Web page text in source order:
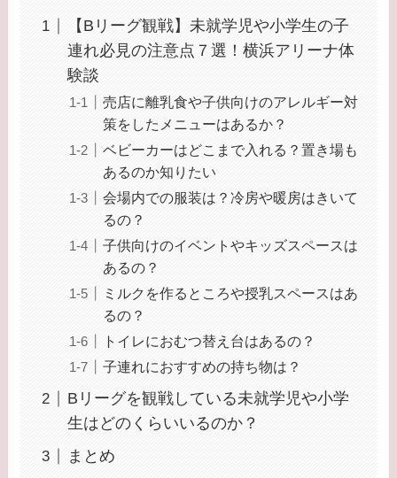
【Bリーグ観戦】未就学児や小学生の子
連れ必見の注意点７選！横浜アリーナ体
験談
売店に離乳食や子供向けのアレルギー対
策をしたメニューはあるか？
ベビーカーはどこまで入れる？置き場も
あるのか知りたい
会場内での服装は？冷房や暖房はきいて
るの？
子供向けのイベントやキッズスペースは
あるの？
ミルクを作るところや授乳スペースはあ
るの？
トイレにおむつ替え台はあるの？
子連れにおすすめの持ち物は？
Bリーグを観戦している未就学児や小学
生はどのくらいいるのか？
まとめ